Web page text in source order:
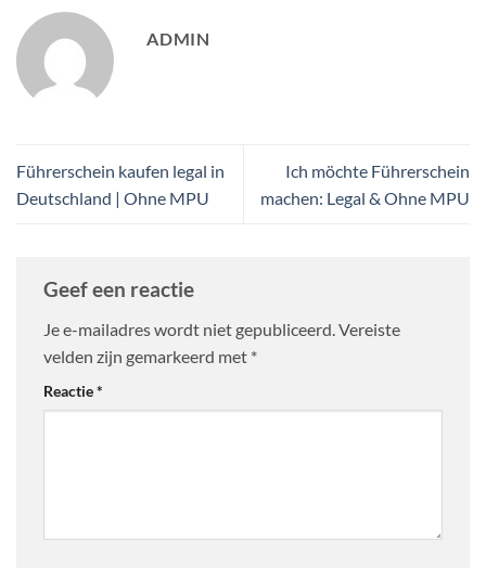
ADMIN
Führerschein kaufen legal in
Deutschland | Ohne MPU
Ich möchte Führerschein
machen: Legal & Ohne MPU
Geef een reactie
Je e-mailadres wordt niet gepubliceerd.Vereiste
velden zijn gemarkeerd met *
Reactie*